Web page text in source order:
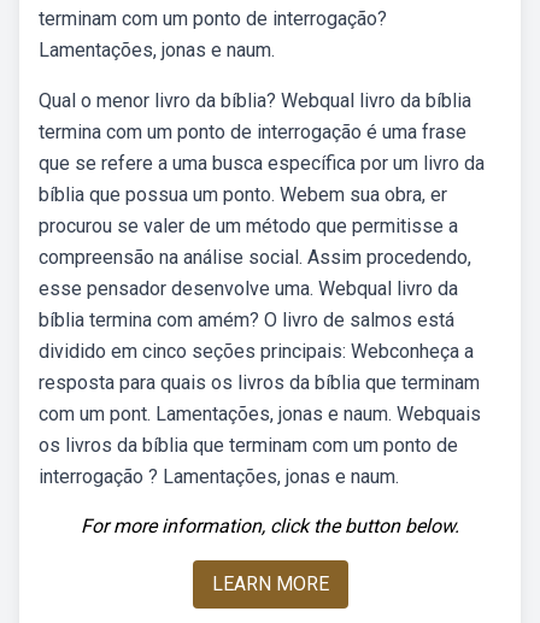
terminam com um ponto de interrogação?
Lamentações, jonas e naum.
Qual o menor livro da bíblia? Webqual livro da bíblia
termina com um ponto de interrogação é uma frase
que se refere a uma busca específica por um livro da
bíblia que possua um ponto. Webem sua obra, er
procurou se valer de um método que permitisse a
compreensão na análise social. Assim procedendo,
esse pensador desenvolve uma. Webqual livro da
bíblia termina com amém? O livro de salmos está
dividido em cinco seções principais: Webconheça a
resposta para quais os livros da bíblia que terminam
com um pont. Lamentações, jonas e naum. Webquais
os livros da bíblia que terminam com um ponto de
interrogação ? Lamentações, jonas e naum.
For more information, click the button below.
LEARN MORE